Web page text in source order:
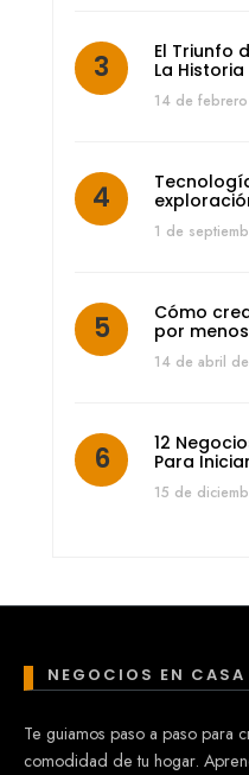
El Triunfo
La Historia
14 de
1 de
Cómo
por
14 de abril
12
Para
15 de
NEGOCIOS EN CASA
Te guiamos paso a paso para
comodidad de tu hogar.